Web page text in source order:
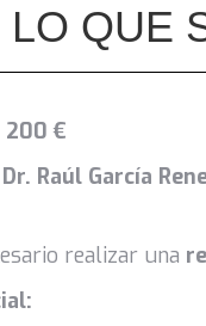
LO QUE
200 €
Raúl García
realizar una